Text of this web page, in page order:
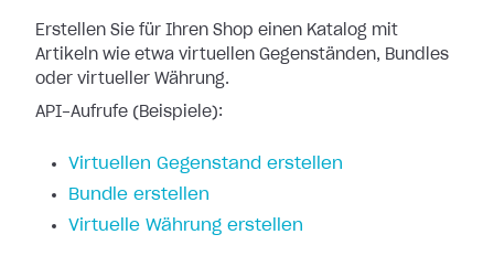
Erstellen Sie für Ihren Shop einen Katalog mit
Artikeln wie etwa virtuellen Gegenständen, Bundles
oder virtueller Währung.
API-Aufrufe (Beispiele):
Virtuellen Gegenstand erstellen
Bundle erstellen
Virtuelle Währung erstellen